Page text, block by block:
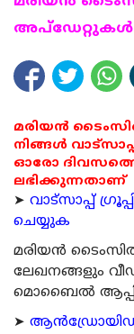
അപ്ഡേറ്റുകള്‍
മരിയൻ
നിങ്ങൾ
ഓരോ
ലഭിക്കുന്നതാണ്
➤ വാട്സാപ്പ്
ചെയ്യുക
മരിയന്‍
ലേഖനങ്ങളും
മൊബൈല്‍
➤